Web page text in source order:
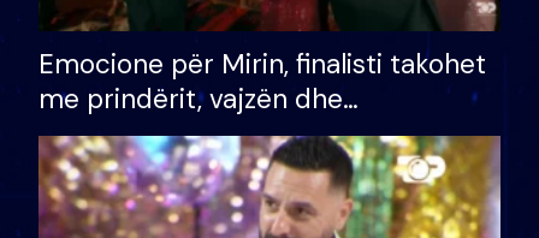
Emocione për Mirin, finalisti takohet
me prindërit, vajzën dhe
bashkëshorten: S’kemi ndonjë letër
divorci apo jo?